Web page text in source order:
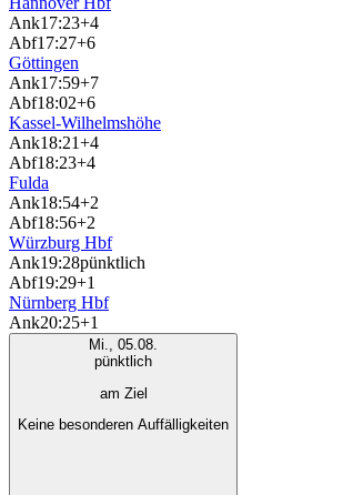
Ank17:23+4
Abf17:27+6
Göttingen
Ank17:59+7
Abf18:02+6
Kassel-Wilhelmshöhe
Ank18:21+4
Abf18:23+4
Fulda
Ank18:54+2
Abf18:56+2
Würzburg Hbf
Ank19:28pünktlich
Abf19:29+1
Nürnberg Hbf
Ank20:25+1
Mi., 05.08.
pünktlich
am Ziel
Keine besonderen Auffälligkeiten